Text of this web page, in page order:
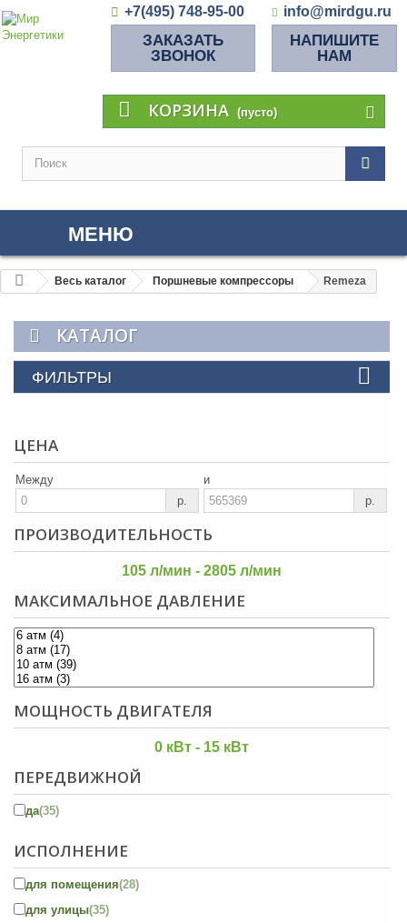
+7(495) 748-95-00 info@mirdgu.ru
ЗАКАЗАТЬ
ЗВОНОК
НАПИШИТЕ
НАМ
КОРЗИНА (пусто)
МЕНЮ
Весь каталог Поршневые компрессоры Remeza
КАТАЛОГ
ФИЛЬТРЫ
ЦЕНА
Между
р.
и
р.
ПРОИЗВОДИТЕЛЬНОСТЬ
105 л/мин - 2805 л/мин
МАКСИМАЛЬНОЕ ДАВЛЕНИЕ
МОЩНОСТЬ ДВИГАТЕЛЯ
0 кВт - 15 кВт
ПЕРЕДВИЖНОЙ
да(35)
ИСПОЛНЕНИЕ
для помещения(28)
для улицы(35)